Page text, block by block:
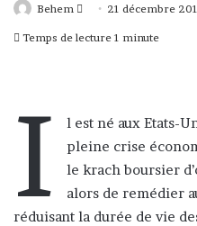
Behem
Envoyer21 décembre
Temps de lecture 1 minute
I
l est né aux Etats-
pleine crise
le krach boursier
alors de remédier
réduisant la durée de vie